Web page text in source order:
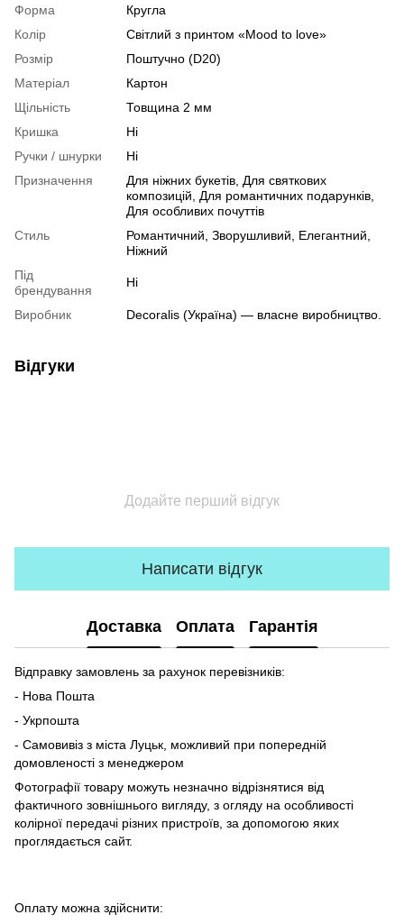
Форма
Кругла
Колір
Світлий з принтом «Mood to love»
Розмір
Поштучно (D20)
Матеріал
Картон
Щільність
Товщина 2 мм
Кришка
Ні
Ручки / шнурки
Ні
Призначення
Для ніжних букетів, Для святкових
композицій, Для романтичних подарунків,
Для особливих почуттів
Стиль
Романтичний, Зворушливий, Елегантний,
Ніжний
Під
брендування
Ні
Виробник Decoralis (Україна) — власне виробництво.
Відгуки
Додайте перший відгук
Написати відгук
Доставка Оплата Гарантія
Відправку замовлень за рахунок перевізників:
- Нова Пошта
- Укрпошта
- Самовивіз з міста Луцьк, можливий при попередній
домовленості з менеджером
Фотографії товару можуть незначно відрізнятися від
фактичного зовнішнього вигляду, з огляду на особливості
колірної передачі різних пристроїв, за допомогою яких
проглядається сайт.
Оплату можна здійснити: